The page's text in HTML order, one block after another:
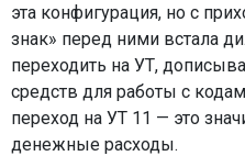
эта конфигурация, но с
знак» перед ними встала
переходить на УТ,
средств для работы с
переход на УТ 11 — это
денежные расходы.